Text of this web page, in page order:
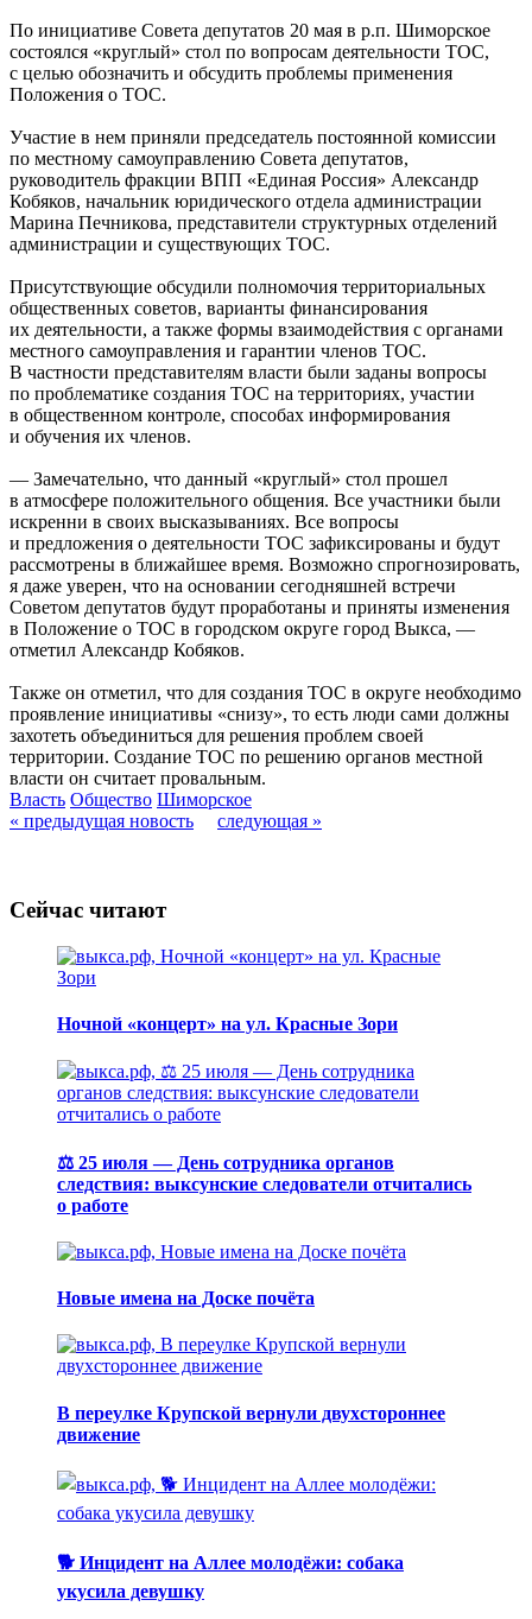
По инициативе Совета депутатов 20 мая в р.п. Шиморское
состоялся «круглый» стол по вопросам деятельности ТОС,
с целью обозначить и обсудить проблемы применения
Положения о ТОС.
Участие в нем приняли председатель постоянной комиссии
по местному самоуправлению Совета депутатов,
руководитель фракции ВПП «Единая Россия» Александр
Кобяков, начальник юридического отдела администрации
Марина Печникова, представители структурных отделений
администрации и существующих ТОС.
Присутствующие обсудили полномочия территориальных
общественных советов, варианты финансирования
их деятельности, а также формы взаимодействия с органами
местного самоуправления и гарантии членов ТОС.
В частности представителям власти были заданы вопросы
по проблематике создания ТОС на территориях, участии
в общественном контроле, способах информирования
и обучения их членов.
— Замечательно, что данный «круглый» стол прошел
в атмосфере положительного общения. Все участники были
искренни в своих высказываниях. Все вопросы
и предложения о деятельности ТОС зафиксированы и будут
рассмотрены в ближайшее время. Возможно спрогнозировать,
я даже уверен, что на основании сегодняшней встречи
Советом депутатов будут проработаны и приняты изменения
в Положение о ТОС в городском округе город Выкса, —
отметил Александр Кобяков.
Также он отметил, что для создания ТОС в округе необходимо
проявление инициативы «снизу», то есть люди сами должны
захотеть объединиться для решения проблем своей
территории. Создание ТОС по решению органов местной
власти он считает провальным.
Власть Общество Шиморское
« предыдущая новость
следующая »
Сейчас читают
Ночной «концерт» на ул. Красные Зори
⚖️ 25 июля — День сотрудника органов
следствия: выксунские следователи отчитались
о работе
Новые имена на Доске почёта
В переулке Крупской вернули двухстороннее
движение
🐕 Инцидент на Аллее молодёжи: собака
укусила девушку